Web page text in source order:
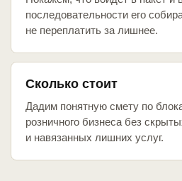
последовательности его
не переплатить за лишнее.
Сколько стоит
Дадим понятную смету по
розничного бизнеса без
и навязанных лишних услуг.